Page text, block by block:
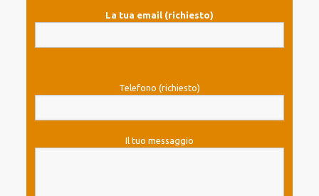
La tua email (richiesto)
Telefono (richiesto)
Il tuo messaggio